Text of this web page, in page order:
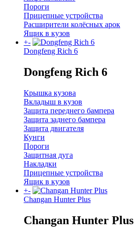
Пороги
Прицепные устройства
Расширители колёсных арок
Ящик в кузов
+-
Dongfeng Rich 6
Dongfeng Rich 6
Крышка кузова
Вкладыш в кузов
Защита переднего бампера
Защита заднего бампера
Защита двигателя
Кунги
Пороги
Защитная дуга
Накладки
Прицепные устройства
Ящик в кузов
+-
Changan Hunter Plus
Changan Hunter Plus